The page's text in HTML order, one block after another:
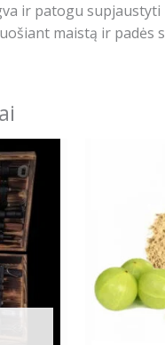
ir patogu supjaustyti
maistą ir padės
range:
224.00€
through
240.34€